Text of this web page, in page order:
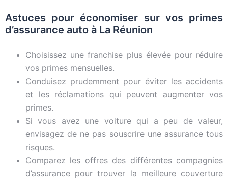
Astuces pour économiser sur vos primes
d’assurance auto à La Réunion
Choisissez une franchise plus élevée pour réduire
vos primes mensuelles.
Conduisez prudemment pour éviter les accidents
et les réclamations qui peuvent augmenter vos
primes.
Si vous avez une voiture qui a peu de valeur,
envisagez de ne pas souscrire une assurance tous
risques.
Comparez les offres des différentes compagnies
d’assurance pour trouver la meilleure couverture